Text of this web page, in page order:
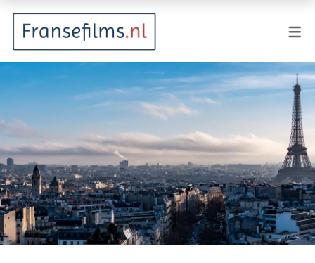
Animatie
Documentaire
Drama
Fantasy
Horror